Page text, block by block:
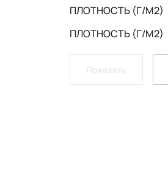
ПЛОТНОСТЬ (Г/М2)
ПЛОТНОСТЬ (Г/М2)